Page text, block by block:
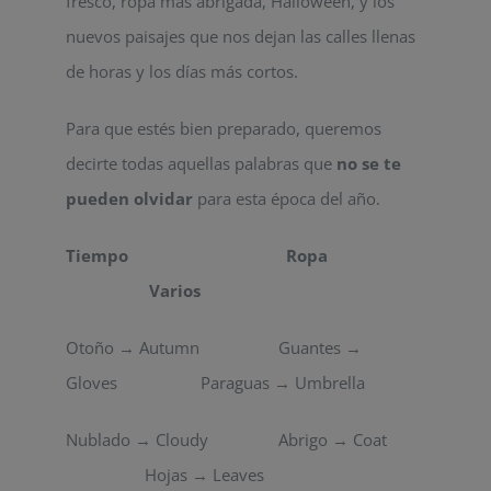
nuevos paisajes que nos dejan las calles llenas
de horas y los días más cortos.
Para que estés bien preparado, queremos
decirte todas aquellas palabras que no se te
pueden olvidar para esta época del año.
Tiempo
Ropa
Varios
Otoño → Autumn Guantes →
Gloves Paraguas → Umbrella
Nublado → Cloudy Abrigo → Coat
Hojas → Leaves